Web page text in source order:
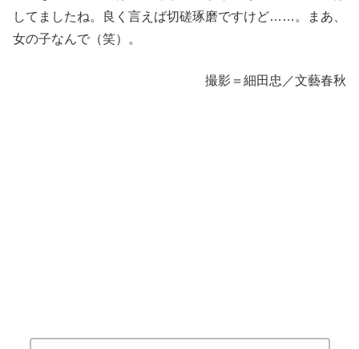
してましたね。良く言えば切磋琢磨ですけど……。まあ、
女の子なんで（笑）。
撮影＝細田忠／文藝春秋